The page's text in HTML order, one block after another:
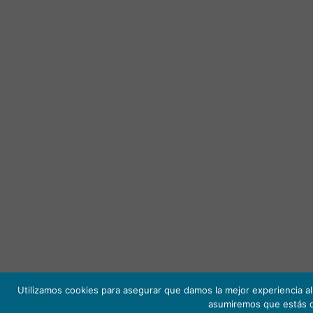
Utilizamos cookies para asegurar que damos la mejor
asumiremos que estás